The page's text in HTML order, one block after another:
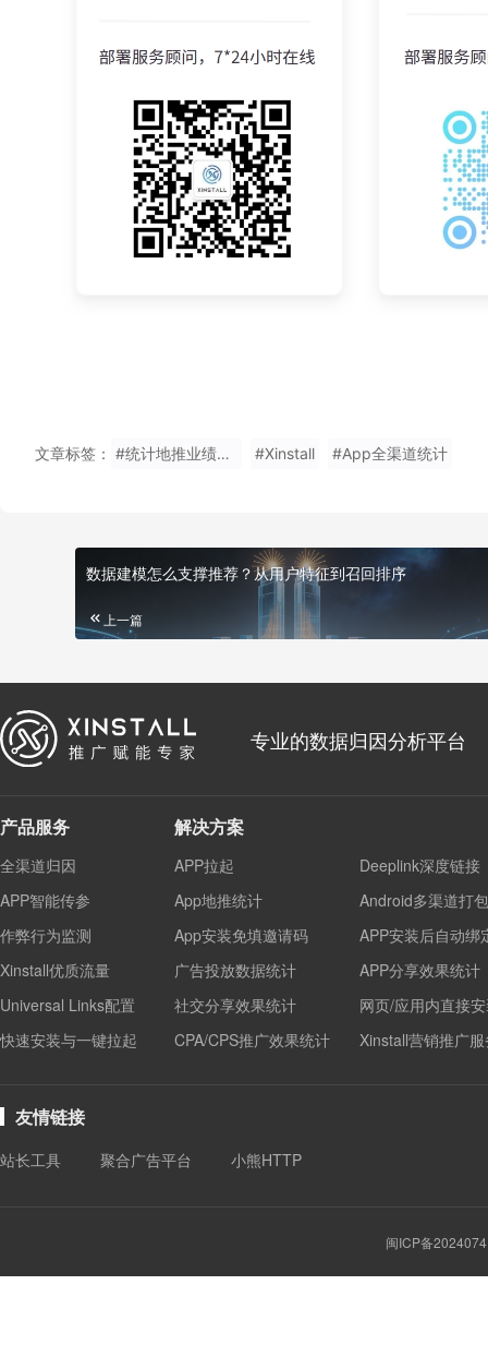
文章标签： #统计地推业绩统计免费使用 #Xinstall #App全渠道统计
数据建模怎么支撑推荐？从用户特征到召回排序
上一篇
专业的数据归因分析平台
产品服务
全渠道归因
APP智能传参
作弊行为监测
Xinstall优质流量
Universal Links配置
快速安装与一键拉起
解决方案
APP拉起
Deeplink深度链接
App地推统计
Android多渠道打包
App安装免填邀请码
APP安装后自动绑
广告投放数据统计
APP分享效果统计
社交分享效果统计
网页/应用内直接
CPA/CPS推广效果统计
Xinstall营销推广
友情链接
站长工具 聚合广告平台 小熊HTTP
闽ICP备